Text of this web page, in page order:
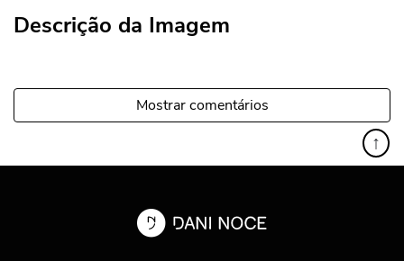
Descrição da Imagem
Mostrar comentários
↑